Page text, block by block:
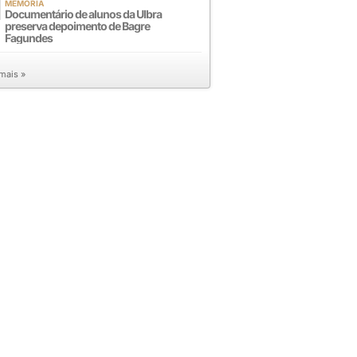
MEMÓRIA
Documentário de alunos da Ulbra
preserva depoimento de Bagre
Fagundes
»